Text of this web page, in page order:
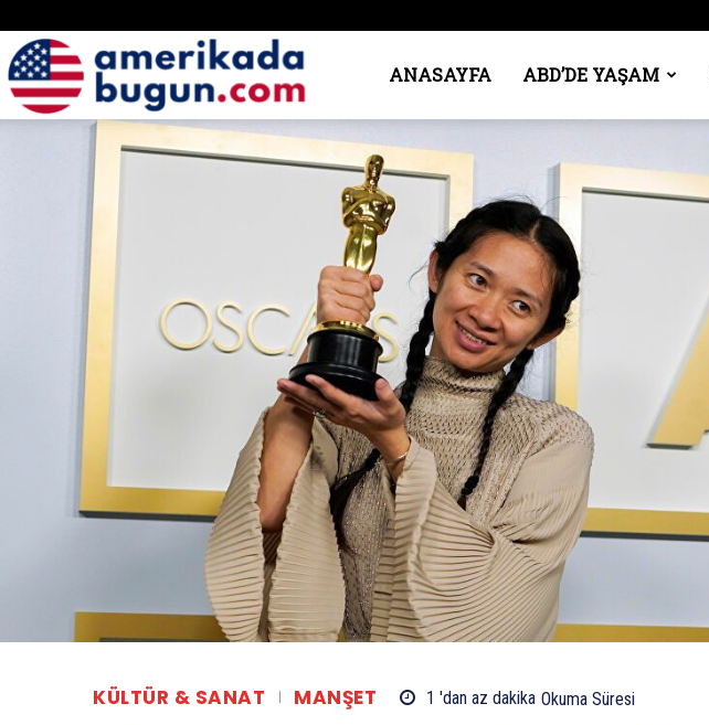
Amerika’da
Bugün
ANASAYFA ABD’DE YAŞAM
KÜLTÜR & SANAT MANŞET 1 'dan az dakika Okuma Süresi